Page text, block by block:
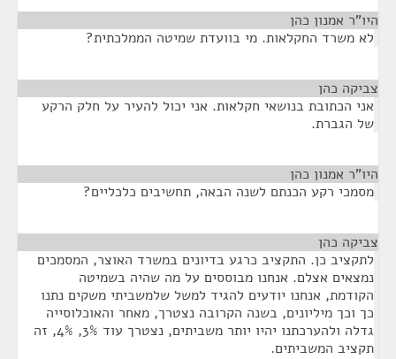
היו"ר אמנון כהן
לא משרד החקלאות. מי בוועדת שמיטה הממלכתית?
צביקה כהן
אני הכתובת בנושאי חקלאות. אני יכול להעיר על חלק הרקע
של הגברת.
היו"ר אמנון כהן
מסמכי רקע הכנתם לשנה הבאה, תחשיבים כלכליים?
צביקה כהן
לתקציב כן. התקציב כרגע בדיונים במשרד האוצר, המסמכים
נמצאים אצלם. אנחנו מבוססים על מה שהיה בשמיטה
הקודמת, אנחנו יודעים להגיד למשל שלמשביתי משקים נתנו
כך וכך מיליונים, בשנה הקרובה נצטרך, מאחר והאוכלוסייה
גדלה ולהערכתנו יהיו יותר משביתים, נצטרך עוד 3%, 4%, זה
תקציב המשביתים.